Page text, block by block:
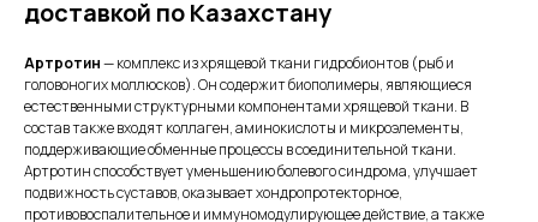
доставкой по Казахстану
Артротин— комплекс из хрящевой ткани гидробионтов (рыб и
головоногих моллюсков). Он содержит биополимеры, являющиеся
естественными структурными компонентами хрящевой ткани. В
состав также входят коллаген, аминокислоты и микроэлементы,
поддерживающие обменные процессы в соединительной ткани.
Артротин способствует уменьшению болевого синдрома, улучшает
подвижность суставов, оказывает хондропротекторное,
противовоспалительное и иммуномодулирующее действие, а также